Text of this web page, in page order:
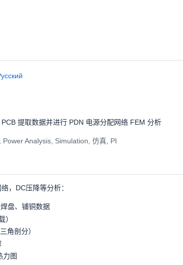
22
提取数据并进行 PDN 电源分配网络 FEM 分析
Power Analysis, Simulation, 仿真, PI
，DC压降等分析：
盘、铺铜数据
）
角剖分）
力图